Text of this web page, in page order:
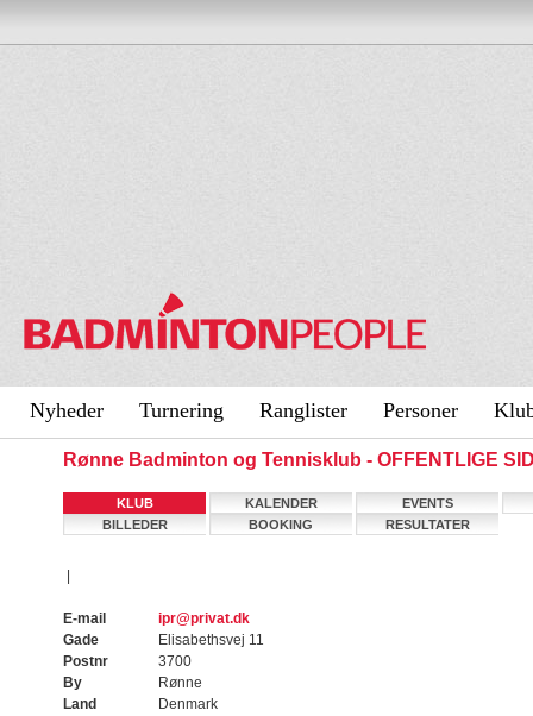
Nyheder Turnering Ranglister Personer
Rønne Badminton og Tennisklub - OFFENTLIGE
KLUB KALENDER
EVENTS
BILLEDER
BOOKING RESULTATER
E-mail
ipr@privat.dk
Gade
Elisabethsvej 11
Postnr
3700
By
Rønne
Land
Denmark